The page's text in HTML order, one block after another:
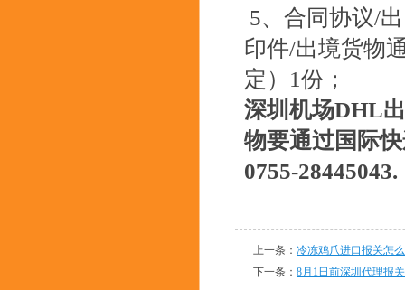
5、合同协议/
印件/出境货物
定）1份；
深圳机场DHL
物要通过国际
0755-28445043.
上一条： 冷冻鸡爪进口报关怎
下一条： 8月1日前深圳代理报